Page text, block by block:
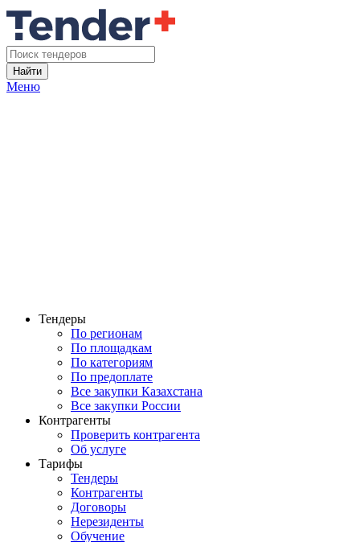
Найти
Меню
Тендеры
По регионам
По площадкам
По категориям
По предоплате
Все закупки Казахстана
Все закупки России
Контрагенты
Проверить контрагента
Об услуге
Тарифы
Тендеры
Контрагенты
Договоры
Нерезиденты
Обучение